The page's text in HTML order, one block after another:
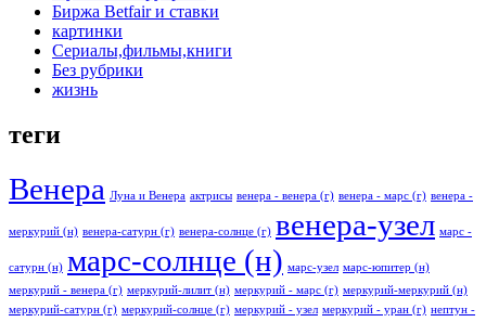
Биржа Betfair и ставки
картинки
Сериалы,фильмы,книги
Без рубрики
жизнь
теги
Венера Луна и Венера актрисы венера - венера (г) венера - марс (г) венера -
меркурий (н) венера-сатурн (г) венера-солнце (г) венера-узел марс -
сатурн (н) марс-солнце (н) марс-узел марс-юпитер (н)
меркурий - венера (г) меркурий-лилит (н) меркурий - марс (г) меркурий-меркурий (н)
меркурий-сатурн (г) меркурий-солнце (г) меркурий - узел меркурий - уран (г) нептун -